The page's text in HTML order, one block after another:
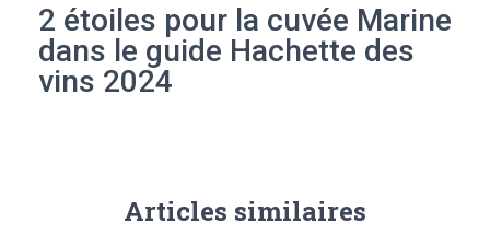
2 étoiles pour la cuvée Marine
dans le guide Hachette des
vins 2024
Articles similaires